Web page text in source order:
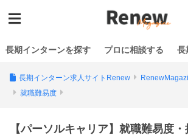
長期インターンを探す プロに相談する 長
長期インターン求人サイトRenew
就職難易度
【パーソルキャリア】就職難易度